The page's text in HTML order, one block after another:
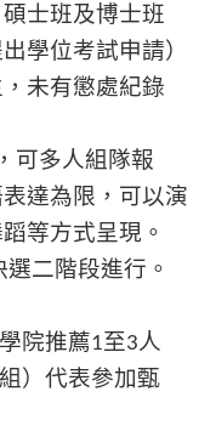
士班及博士班
學位考試申請）
未有懲處紀錄
可多人組隊報
達為限，可以演
等方式呈現。
二階段進行。
院推薦1至3人
組）代表參加甄